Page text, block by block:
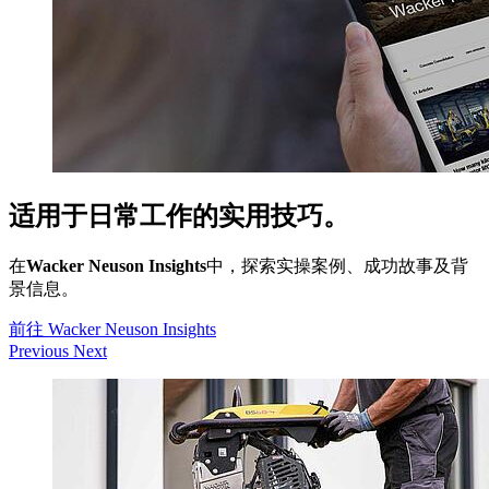
适用于日常工作的实用技巧。
在Wacker Neuson Insights中，探索实操案例、成功故事及背
景信息。
前往 Wacker Neuson Insights
Previous Next